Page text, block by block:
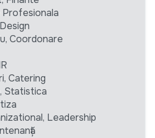
Coordonare
Catering
Statistica
Leadership